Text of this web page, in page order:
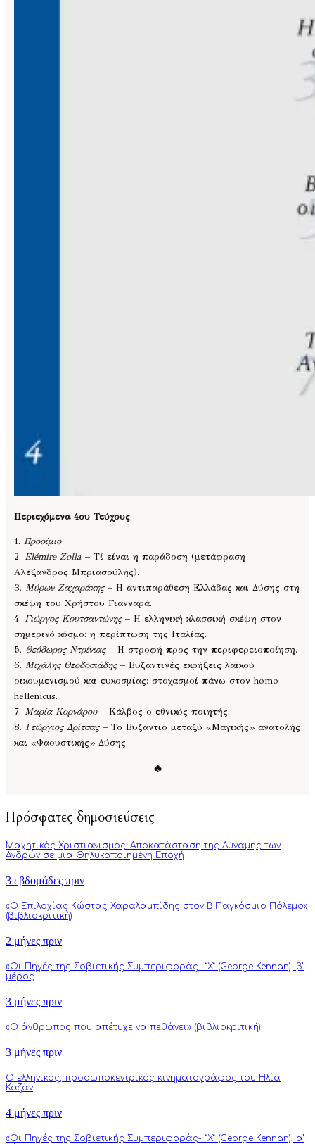
Περιεχόμενα 4ου Τεύχους
1. Προοίμιο
2. Elémire Zolla – Τί είναι η παράδοση (μετάφραση
Αλέξανδρος Μπριασούλης).
3. Μύρων Ζαχαράκης– Η αντιπαράθεση Ελλάδας και Δύσης στη
σκέψη του Χρήστου Γιανναρά.
4. Γιώργος Κουτσαντώνης– Η ελληνική κλασσική σκέψη στον
σημερινό κόσμο: η περίπτωση της Ιταλίας.
5. Θεόδωρος Ντρίνιας– Η στροφή προς την περιφερειοποίηση.
6. Μιχάλης Θεοδοσιάδης– Βυζαντινές εκρήξεις λαϊκού
οικουμενισμού και ευκοσμίας: στοχασμοί πάνω στον homo
hellenicus.
7. Μαρία Κορνάρου– Κάλβος ο εθνικός ποιητής.
8. Γεώργιος Δρίτσας– Το Βυζάντιο μεταξύ «Μαγικής» ανατολής
και «Φαουστικής» Δύσης.
♣
Πρόσφατες δημοσιεύσεις
Μαχητικός Χριστιανισμός: Αποκατάσταση της Δύναμης των
Ανδρών σε μια Θηλυκοποιημένη Εποχή
3 εβδομάδες πριν
«Ο Επιλοχίας Κώστας Χαραλαμπίδης στον Β΄Παγκόσμιο Πόλεμο»
(βιβλιοκριτική)
2 μήνες πριν
«Οι Πηγές της Σοβιετικής Συμπεριφοράς- “Χ” (George Kennan), β’
μέρος
3 μήνες πριν
«Ο άνθρωπος που απέτυχε να πεθάνει» (βιβλιοκριτική)
3 μήνες πριν
Ο ελληνικός, προσωποκεντρικός κινηματογράφος του Ηλία
Καζάν
4 μήνες πριν
«Οι Πηγές της Σοβιετικής Συμπεριφοράς- “Χ” (George Kennan), α’